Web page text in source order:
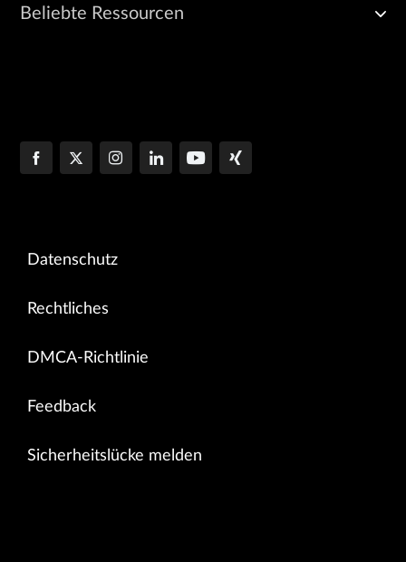
Beliebte Ressourcen
Datenschutz
Rechtliches
DMCA-Richtlinie
Feedback
Sicherheitslücke melden